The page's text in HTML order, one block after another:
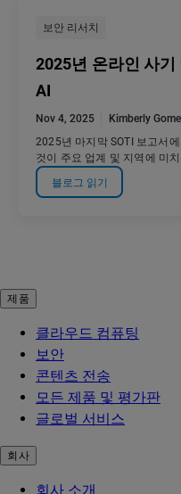
보안 리서치
2025년 온라인 사
AI
Nov 4, 2025
Kimberly
2025년 마지막 SOTI 보고서
것이 주요 업계 및 지역에 미
블로그 읽기
제품
클라우드 컴퓨팅
보안
콘텐츠 전송
모든 제품 및 평가판
글로벌 서비스
회사
회사 소개